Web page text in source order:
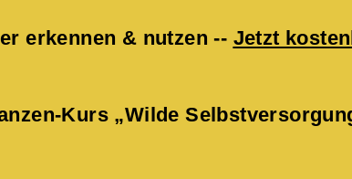
erkennen & nutzen -- Jetzt
Kurs „Wilde